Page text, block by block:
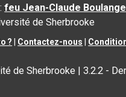
:feu Jean-Claude
de Sherbrooke
? Contactez-nous
de Sherbrooke |3.2.2 -